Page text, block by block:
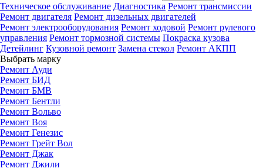
Техническое обслуживание Диагностика Ремонт трансмиссии
Ремонт двигателя Ремонт дизельных двигателей
Ремонт электрооборудования Ремонт ходовой Ремонт рулевого
управления Ремонт тормозной системы Покраска кузова
Детейлинг Кузовной ремонт Замена стекол Ремонт АКПП
Выбрать марку
Ремонт Ауди
Ремонт БИД
Ремонт БМВ
Ремонт Бентли
Ремонт Вольво
Ремонт Воя
Ремонт Генезис
Ремонт Грейт Вол
Ремонт Джак
Ремонт Джили